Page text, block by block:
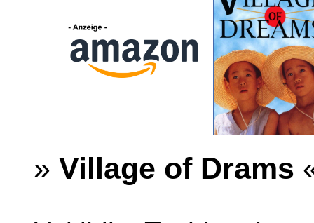
» Village of Drams